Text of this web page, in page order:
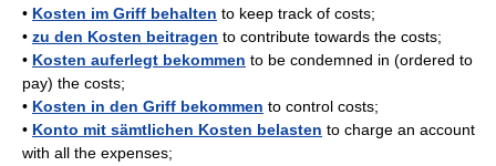
• Kosten im Griff behalten to keep track of costs;
• zu den Kosten beitragen to contribute towards the costs;
• Kosten auferlegt bekommen to be condemned in (ordered to
pay) the costs;
• Kosten in den Griff bekommen to control costs;
• Konto mit sämtlichen Kosten belasten to charge an account
with all the expenses;